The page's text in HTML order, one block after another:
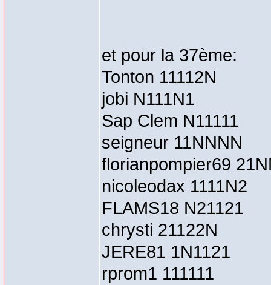
et pour la 37ème:
Tonton 11112N
jobi N111N1
Sap Clem N11111
seigneur 11NNNN
florianpompier69
nicoleodax 1111N2
FLAMS18 N21121
chrysti 21122N
JERE81 1N1121
rprom1 111111